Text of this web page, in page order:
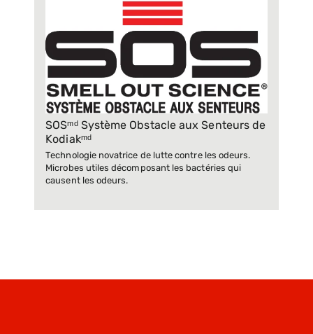
SOSᵐᵈ Système Obstacle aux Senteurs de
Kodiakᵐᵈ
Technologie novatrice de lutte contre les odeurs.
Microbes utiles décomposant les bactéries qui
causent les odeurs.